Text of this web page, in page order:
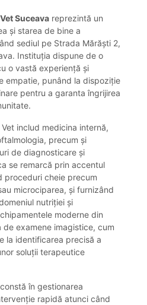
Suceava reprezintă un
și starea de bine a
sediul pe Strada Mărăști 2,
Instituția dispune de o
o vastă experiență și
empatie, punând la dispoziție
pentru a garanta îngrijirea
includ medicina internă,
precum și
de diagnosticare și
se remarcă prin accentul
proceduri cheie precum
microciparea, și furnizând
nutriției și
moderne din
examene imagistice, cum
la identificarea precisă a
soluții terapeutice
în gestionarea
rapidă atunci când